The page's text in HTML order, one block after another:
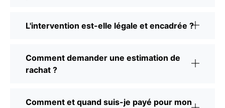
L'intervention est-elle légale et encadrée ?
Comment demander une estimation de
rachat ?
Comment et quand suis-je payé pour mon